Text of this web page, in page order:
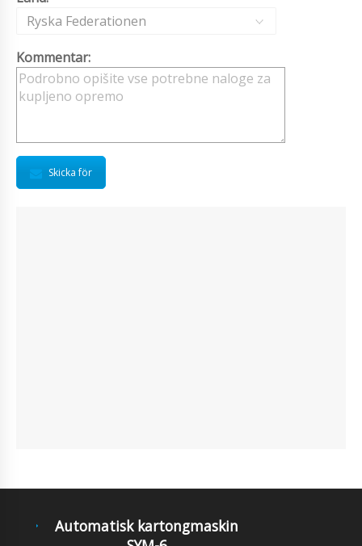
Ryska Federationen
Kommentar:
Skicka för
Automatisk kartongmaskin